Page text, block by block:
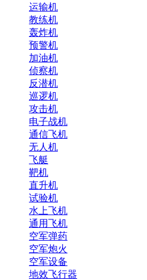
运输机
教练机
轰炸机
预警机
加油机
侦察机
反潜机
巡逻机
攻击机
电子战机
通信飞机
无人机
飞艇
靶机
直升机
试验机
水上飞机
通用飞机
空军弹药
空军炮火
空军设备
地效飞行器